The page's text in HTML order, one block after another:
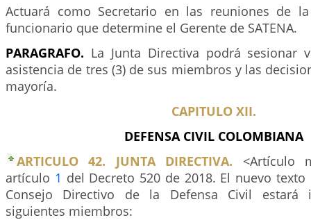
Actuará como Secretario en las reuniones de
funcionario que determine el Gerente de SATENA.
PARAGRAFO. La Junta Directiva podrá sesionar
asistencia de tres (3) de sus miembros y las
mayoría.
CAPITULO XII.
DEFENSA CIVIL COLOMBIANA
ARTICULO 42. JUNTA DIRECTIVA. <Artículo
artículo 1 del Decreto 520 de 2018. El nuevo
Consejo Directivo de la Defensa Civil estará
siguientes miembros: